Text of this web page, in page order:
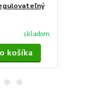
skladom
košíka